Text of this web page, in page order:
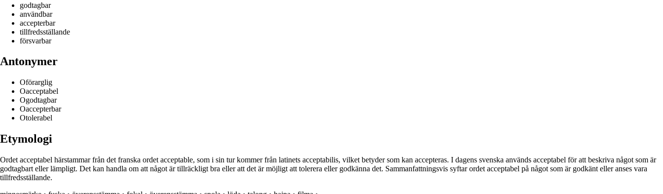
godtagbar
användbar
accepterbar
tillfredsställande
försvarbar
Antonymer
Oförarglig
Oacceptabel
Ogodtagbar
Oaccepterbar
Otolerabel
Etymologi
Ordet acceptabel härstammar från det franska ordet acceptable, som i sin tur kommer från latinets acceptabilis, vilket betyder som kan accepteras. I dagens svenska används acceptabel för att beskriva något som är
godtagbart eller lämpligt. Det kan handla om att något är tillräckligt bra eller att det är möjligt att tolerera eller godkänna det. Sammanfattningsvis syftar ordet acceptabel på något som är godkänt eller anses vara
tillfredsställande.